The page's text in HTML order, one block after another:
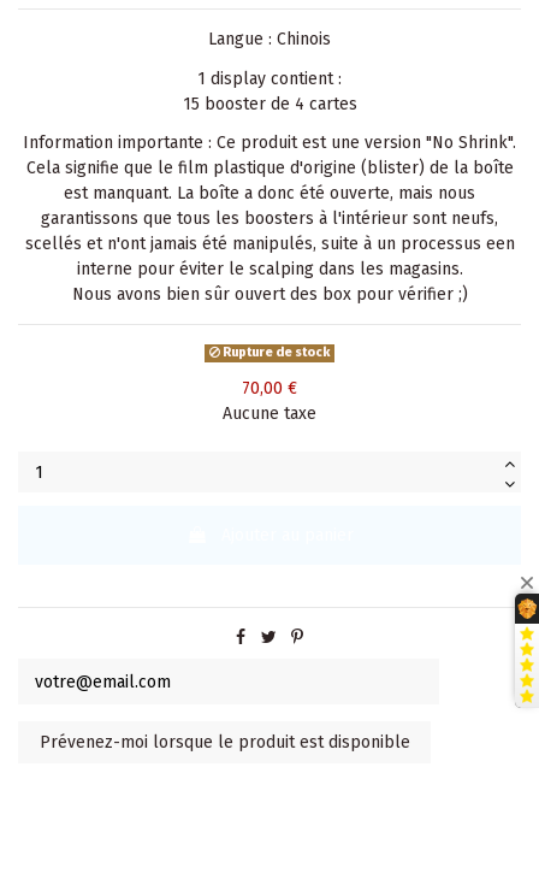
Langue : Chinois
1 display contient :
15 booster de 4 cartes
Information importante : Ce produit est une version "No Shrink".
Cela signifie que le film plastique d'origine (blister) de la boîte
est manquant. La boîte a donc été ouverte, mais nous
garantissons que tous les boosters à l'intérieur sont neufs,
scellés et n'ont jamais été manipulés, suite à un processus een
interne pour éviter le scalping dans les magasins.
Nous avons bien sûr ouvert des box pour vérifier ;)
Rupture de stock
70,00 €
Aucune taxe